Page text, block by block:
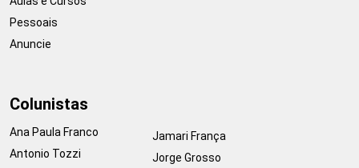
Pessoais
Anuncie
Colunistas
Ana Paula Franco
Antonio Tozzi
Jamari França
Jorge Grosso